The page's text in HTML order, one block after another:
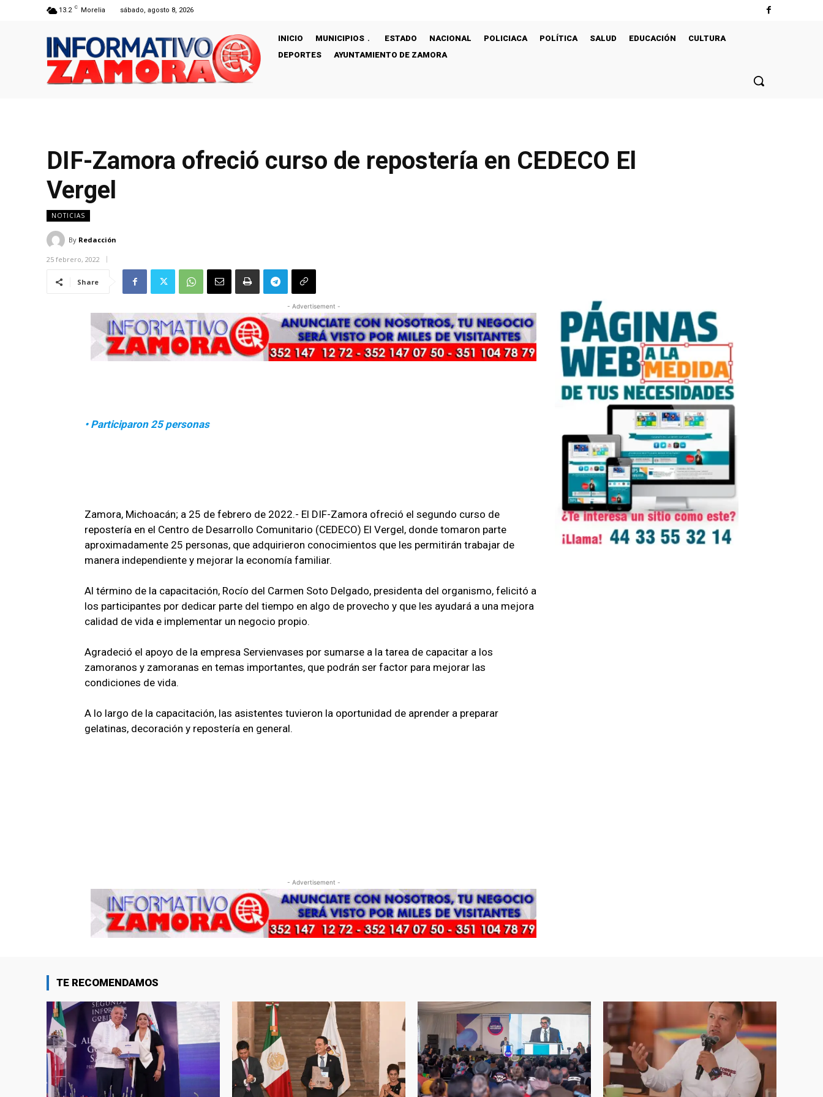
13.2 C Morelia sábado, agosto 8, 2026
INICIO MUNICIPIOS ESTADO NACIONAL POLICIACA POLÍTICA SALUD EDUCACIÓN
CULTURA
DEPORTES
AYUNTAMIENTO DE ZAMORA
DIF-Zamora ofreció curso de repostería en CEDECO El
Vergel
NOTICIAS
By Redacción
25 febrero, 2022
Share
- Advertisement -
• Participaron 25 personas
Zamora, Michoacán; a 25 de febrero de 2022.- El DIF-Zamora ofreció el segundo curso de
repostería en el Centro de Desarrollo Comunitario (CEDECO) El Vergel, donde tomaron parte
aproximadamente 25 personas, que adquirieron conocimientos que les permitirán trabajar de
manera independiente y mejorar la economía familiar.
Al término de la capacitación, Rocío del Carmen Soto Delgado, presidenta del organismo, felicitó a
los participantes por dedicar parte del tiempo en algo de provecho y que les ayudará a una mejora
calidad de vida e implementar un negocio propio.
Agradeció el apoyo de la empresa Servienvases por sumarse a la tarea de capacitar a los
zamoranos y zamoranas en temas importantes, que podrán ser factor para mejorar las
condiciones de vida.
A lo largo de la capacitación, las asistentes tuvieron la oportunidad de aprender a preparar
gelatinas, decoración y repostería en general.
- Advertisement -
TE RECOMENDAMOS